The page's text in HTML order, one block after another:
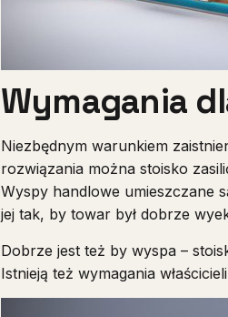
Wymagania
Niezbędnym warunkiem
rozwiązania można stoisko
Wyspy handlowe umieszczane
jej tak, by towar był dobrze
Dobrze jest też by wyspa –
Istnieją też wymagania